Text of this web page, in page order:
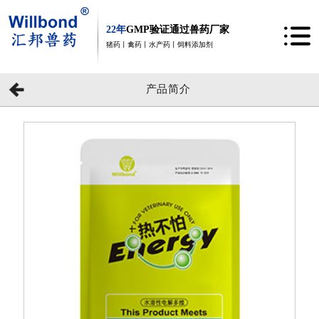
22年GMP验证通过兽药厂家
猪药丨禽药丨水产药丨饲料添加剂
产品简介